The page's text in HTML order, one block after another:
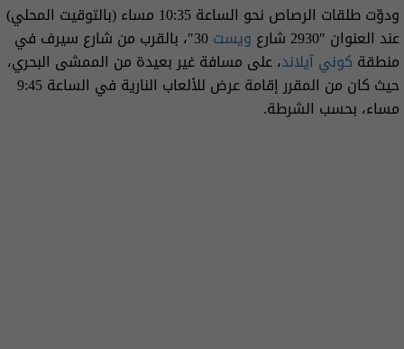
ودوّت طلقات الرصاص نحو الساعة 10:35 مساء (بالتوقيت المحلي)
عند العنوان "2930 شارع
ويست
30"، بالقرب من شارع سيرف في
منطقة كوني آيلاند، على مسافة غير بعيدة من الممشى البحري،
حيث كان من المقرر إقامة عرض للألعاب النارية في الساعة 9:45
مساء، بحسب الشرطة.